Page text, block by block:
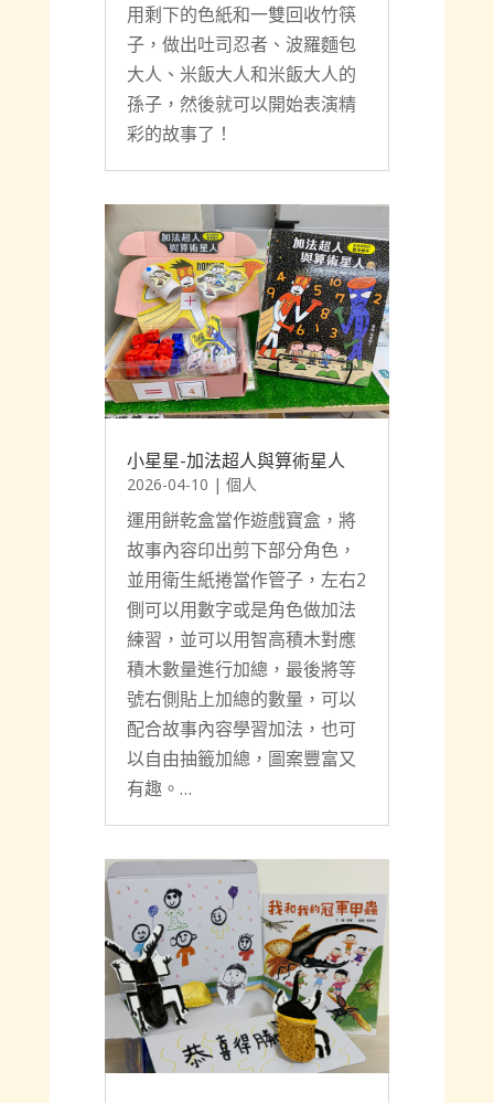
用剩下的色紙和一雙回收竹筷
子，做出吐司忍者、波羅麵包
大人、米飯大人和米飯大人的
孫子，然後就可以開始表演精
彩的故事了！
小星星-加法超人與算術星人
2026-04-10 | 個人
運用餅乾盒當作遊戲寶盒，將
故事內容印出剪下部分角色，
並用衛生紙捲當作管子，左右2
側可以用數字或是角色做加法
練習，並可以用智高積木對應
積木數量進行加總，最後將等
號右側貼上加總的數量，可以
配合故事內容學習加法，也可
以自由抽籤加總，圖案豐富又
有趣。…